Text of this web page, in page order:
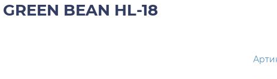
GREEN BEAN HL-18